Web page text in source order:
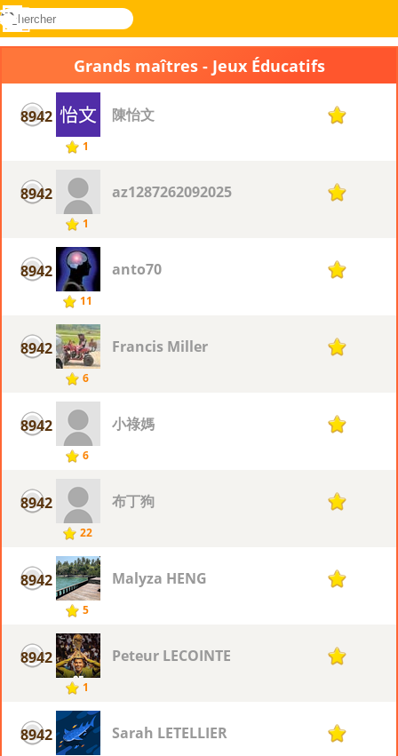
Novel
rechercher
Connectez-
Menu
Grands maîtres - Jeux Éducatifs
8942
1
陳怡文 1
8942
1
az1287262092025 1
8942
11
anto70 1
8942
6
Francis Miller 1
8942
6
小祿媽 1
8942
22
布丁狗 1
8942
5
Malyza HENG 1
8942
1
Peteur LECOINTE 1
8942 Sarah LETELLIER 1